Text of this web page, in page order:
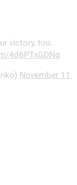
victory, too.
4d6PTxGDNg
November 11,